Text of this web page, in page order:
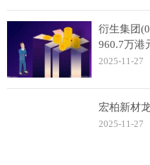
衍生集团
960.7万港
2025-11-27
宏柏新材
2025-11-27